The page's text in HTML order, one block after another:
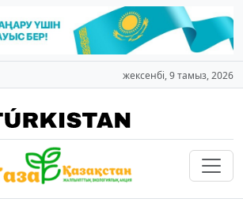
жексенбі, 9 тамыз, 2026